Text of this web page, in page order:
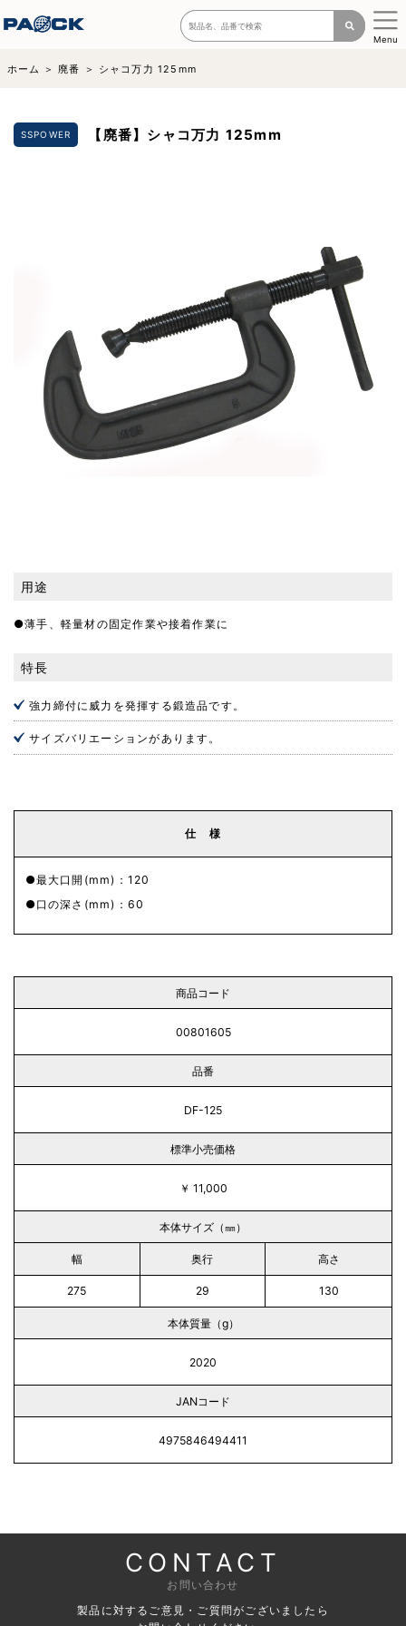
Menu
ホーム 廃番 シャコ万力 125mm
SSPOWER 【廃番】シャコ万力 125mm
用途
●薄手、軽量材の固定作業や接着作業に
特長
強力締付に威力を発揮する鍛造品です。
サイズバリエーションがあります。
仕 様
最大口開(mm)：120
口の深さ(mm)：60
商品コード
00801605
品番
DF-125
標準小売価格
￥ 11,000
本体サイズ（㎜）
幅 奥行 高さ
275 29 130
本体質量（g）
2020
JANコード
4975846494411
CONTACT
お問い合わせ
製品に対するご意見・ご質問がございましたら